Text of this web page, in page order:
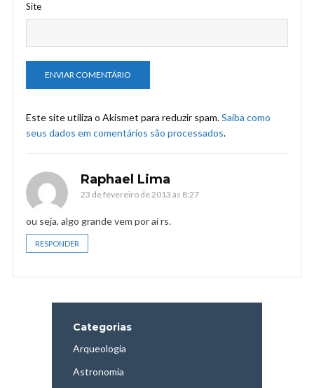
Site
Este site utiliza o Akismet para reduzir spam.Saiba como
seus dados em comentários são processados.
Raphael Lima
23 de fevereiro de 2013 às 8:27
ou seja, algo grande vem por aí rs.
RESPONDER
Categorias
Arqueologia
Astronomia